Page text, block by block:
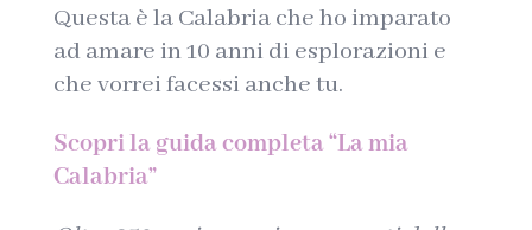
Questa è la Calabria che ho imparato
ad amare in 10 anni di esplorazioni e
che vorrei facessi anche tu.
Scopri la guida completa “La mia
Calabria”